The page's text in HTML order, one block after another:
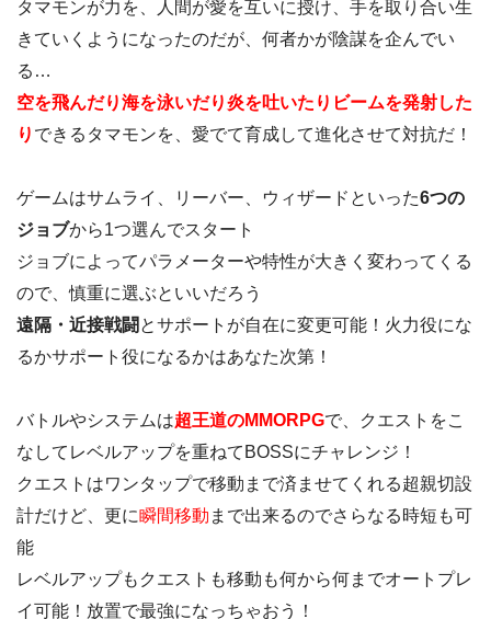
タマモンが力を、人間が愛を互いに授け、手を取り合い生
きていくようになったのだが、何者かが陰謀を企んでい
る…
空を飛んだり海を泳いだり炎を吐いたりビームを発射した
り できるタマモンを、愛でて育成して進化させて対抗だ！
ゲームはサムライ、リーバー、ウィザードといった6つの
ジョブから1つ選んでスタート
ジョブによってパラメーターや特性が大きく変わってくる
ので、慎重に選ぶといいだろう
遠隔・近接戦闘 とサポートが自在に変更可能！火力役にな
るかサポート役になるかはあなた次第！
バトルやシステムは超王道のMMORPGで、クエストをこ
なしてレベルアップを重ねてBOSSにチャレンジ！
クエストはワンタップで移動まで済ませてくれる超親切設
計だけど、更に瞬間移動 まで出来るのでさらなる時短も可
能
レベルアップもクエストも移動も何から何までオートプレ
イ可能！放置で最強になっちゃおう！